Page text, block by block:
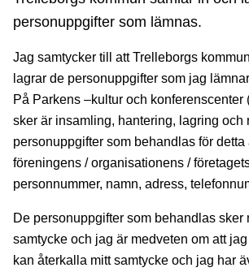
personuppgifter som lämnas.
Jag samtycker till att Trelleborgs
lagrar de personuppgifter som jag
På Parkens –kultur och konferenscenter
sker är insamling, hantering, lagring och
personuppgifter som behandlas för detta
föreningens / organisationens /
personnummer, namn, adress,
De personuppgifter som behandlas sker
samtycke och jag är medveten om att
kan återkalla mitt samtycke och jag har